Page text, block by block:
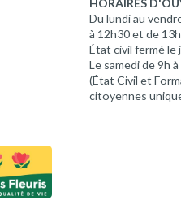
HORAIRES
Du lundi au
à 12h30 et de
État civil fermé le
Le samedi de 9h
(État Civil et
citoyennes